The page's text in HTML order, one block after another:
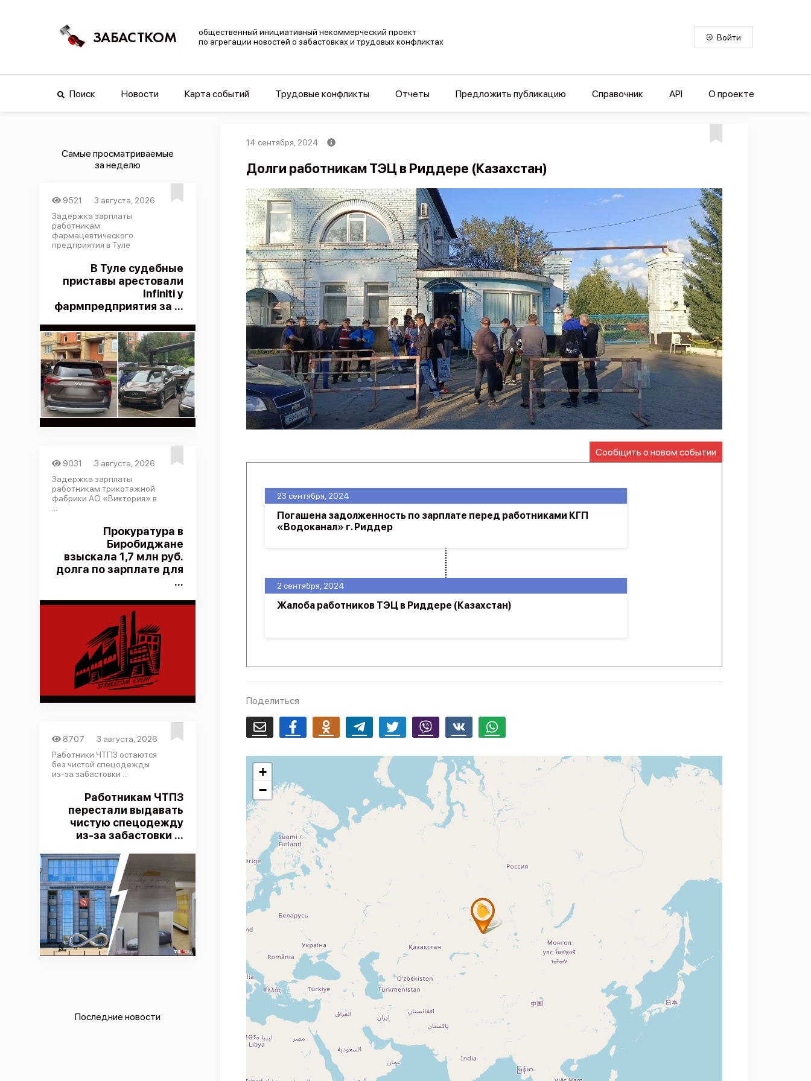
ЗАБАСТКОМ
общественный инициативный некоммерческий проект
по агрегации новостей о забастовках и трудовых конфликтах
Войти
Поиск Новости Карта событий Трудовые конфликты Отчеты Предложить публикацию Справочник API О проекте
Самые просматриваемые
за неделю
9521
3 августа, 2026
Задержка зарплаты
работникам
фармацевтического
предприятия в Туле
В Туле судебные
приставы арестовали
Infiniti у
фармпредприятия за ...
9031
3 августа, 2026
Задержка зарплаты
работникам трикотажной
фабрики АО «Виктория» в
Прокуратура в
Биробиджане
взыскала 1,7 млн руб.
долга по зарплате для
...
8707
3 августа, 2026
Работники ЧТПЗ остаются
без чистой спецодежды
из-за забастовки ...
Работникам ЧТПЗ
перестали выдавать
чистую спецодежду
из-за забастовки ...
Последние новости
14 сентября, 2024
Долги работникам ТЭЦ в Риддере (Казахстан)
Сообщить о новом событии
2 сентября, 2024
Жалоба работников ТЭЦ в Риддере (Казахстан)
23 сентября, 2024
Погашена задолженность по зарплате перед работниками КГП
«Водоканал» г. Риддер
Поделиться
Email FacebookOdnoklassnikiTelegram Twitter Viber Whatsapp
+
−